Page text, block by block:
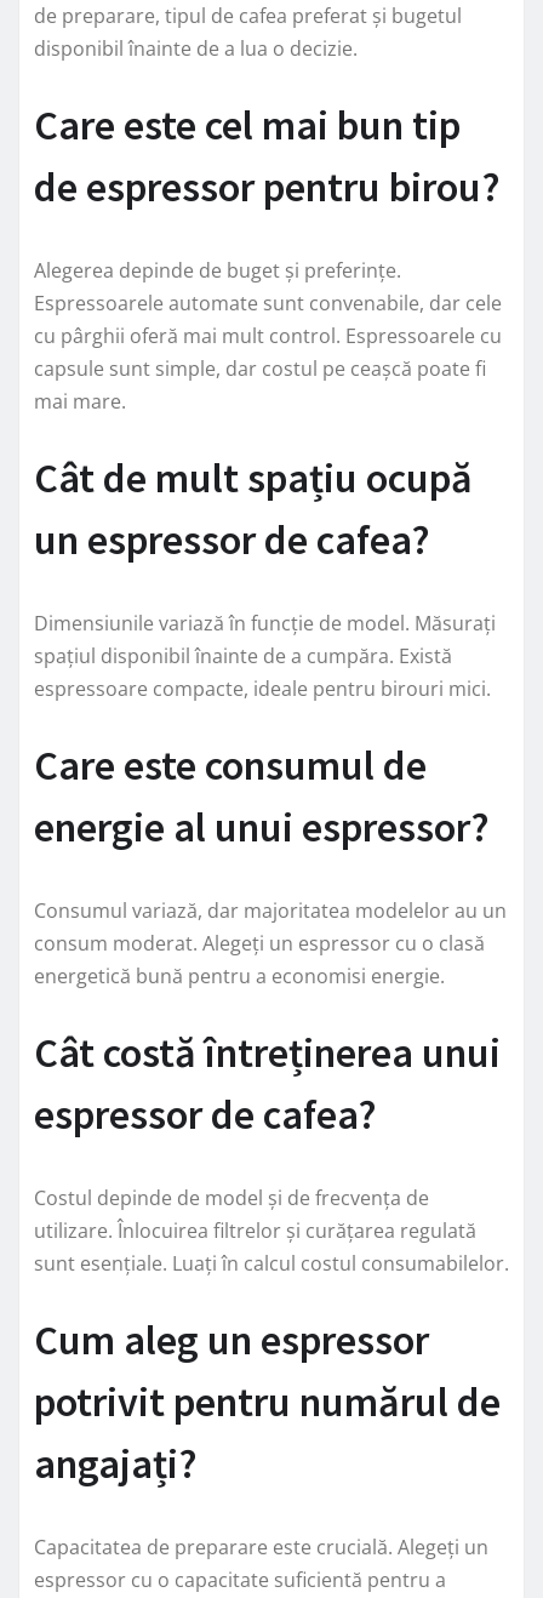
de preparare, tipul de cafea preferat și bugetul
disponibil înainte de a lua o decizie.
Care este cel mai bun tip
de espressor pentru birou?
Alegerea depinde de buget și preferințe.
Espressoarele automate sunt convenabile, dar cele
cu pârghii oferă mai mult control. Espressoarele cu
capsule sunt simple, dar costul pe ceașcă poate fi
mai mare.
Cât de mult spațiu ocupă
un espressor de cafea?
Dimensiunile variază în funcție de model. Măsurați
spațiul disponibil înainte de a cumpăra. Există
espressoare compacte, ideale pentru birouri mici.
Care este consumul de
energie al unui espressor?
Consumul variază, dar majoritatea modelelor au un
consum moderat. Alegeți un espressor cu o clasă
energetică bună pentru a economisi energie.
Cât costă întreținerea unui
espressor de cafea?
Costul depinde de model și de frecvența de
utilizare. Înlocuirea filtrelor și curățarea regulată
sunt esențiale. Luați în calcul costul consumabilelor.
Cum aleg un espressor
potrivit pentru numărul de
angajați?
Capacitatea de preparare este crucială. Alegeți un
espressor cu o capacitate suficientă pentru a